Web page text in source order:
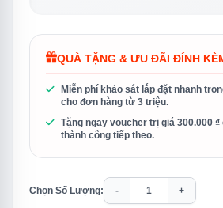
QUÀ TẶNG & ƯU ĐÃI ĐÍNH
Miễn phí khảo sát lắp đặt nhanh
cho đơn hàng từ 3 triệu.
Tặng ngay voucher trị giá 300.000
thành công tiếp theo.
Chọn Số Lượng: - +